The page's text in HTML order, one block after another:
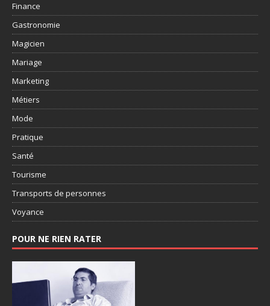
Finance
Gastronomie
Magicien
Mariage
Marketing
Métiers
Mode
Pratique
Santé
Tourisme
Transports de personnes
Voyance
POUR NE RIEN RATER